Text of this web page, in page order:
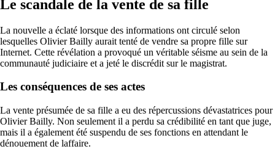
Le scandale de la vente de sa fille
La nouvelle a éclaté lorsque des informations ont circulé selon
lesquelles Olivier Bailly aurait tenté de vendre sa propre fille sur
Internet. Cette révélation a provoqué un véritable séisme au sein de la
communauté judiciaire et a jeté le discrédit sur le magistrat.
Les conséquences de ses actes
La vente présumée de sa fille a eu des répercussions dévastatrices pour
Olivier Bailly. Non seulement il a perdu sa crédibilité en tant que juge,
mais il a également été suspendu de ses fonctions en attendant le
dénouement de laffaire.